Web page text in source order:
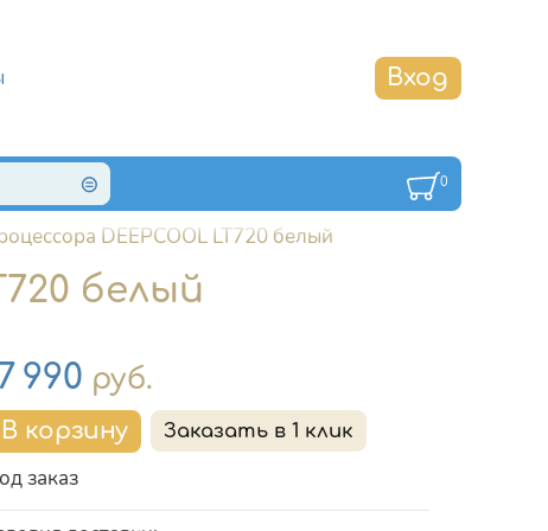
0
DEEPCOOL LT720 белый
белый
990 руб.
заказ